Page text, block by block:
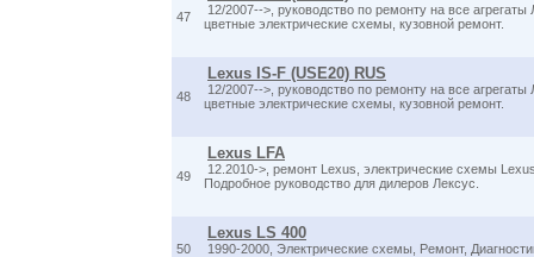
47
12/2007-->, руководство по ремонту на все агрегаты
цветные электрические схемы, кузовной ремонт.
48
Lexus IS-F (USE20) RUS
12/2007-->, руководство по ремонту на все агрегаты
цветные электрические схемы, кузовной ремонт.
49
Lexus LFA
12.2010->, ремонт Lexus, электрические схемы
Подробное руководство для дилеров Лексус.
50
Lexus LS 400
1990-2000, Электрические схемы, Ремонт,